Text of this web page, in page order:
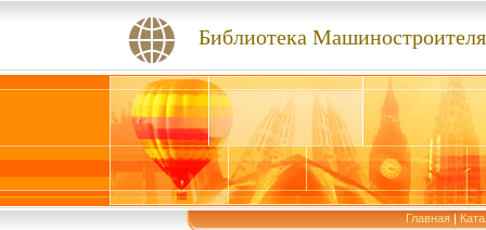
Библиотека Машиностроителя
Главная|